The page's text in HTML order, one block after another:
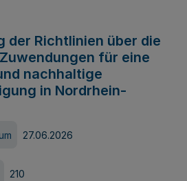
der Richtlinien über die
für eine
nachhaltige
in Nordrhein-
27.06.2026
210